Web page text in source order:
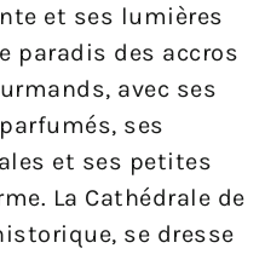
et ses lumières
paradis des accros
avec ses
ses
et ses petites
La Cathédrale de
se dresse